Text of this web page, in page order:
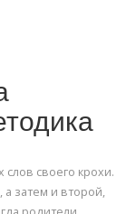
своего крохи.
затем и второй,